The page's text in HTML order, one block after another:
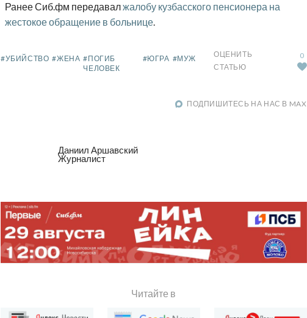
Ранее Сиб.фм передавалжалобу кузбасского пенсионера на
жестокое обращение в больнице.
#УБИЙСТВО #ЖЕНА #ПОГИБ
ЧЕЛОВЕК
#ЮГРА #МУЖ
ОЦЕНИТЬ
СТАТЬЮ
0
ПОДПИШИТЕСЬ НА НАС В MAX
Даниил Аршавский
Журналист
Читайте в